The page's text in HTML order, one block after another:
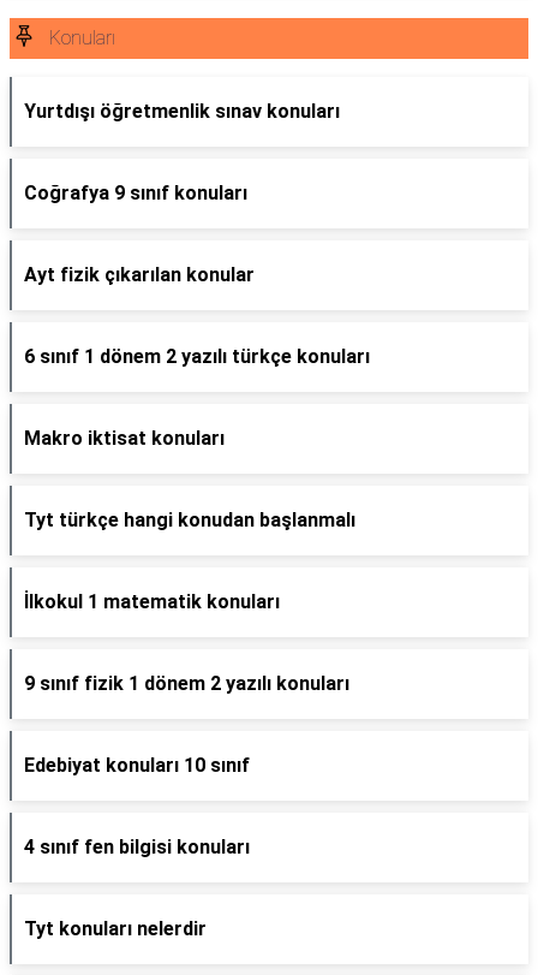
Konuları
Yurtdışı öğretmenlik sınav konuları
Coğrafya 9 sınıf konuları
Ayt fizik çıkarılan konular
6 sınıf 1 dönem 2 yazılı türkçe konuları
Makro iktisat konuları
Tyt türkçe hangi konudan başlanmalı
İlkokul 1 matematik konuları
9 sınıf fizik 1 dönem 2 yazılı konuları
Edebiyat konuları 10 sınıf
4 sınıf fen bilgisi konuları
Tyt konuları nelerdir